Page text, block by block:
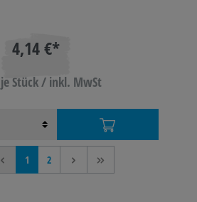
4,14 €*
je Stück / inkl. MwSt
< 1 2 > >>